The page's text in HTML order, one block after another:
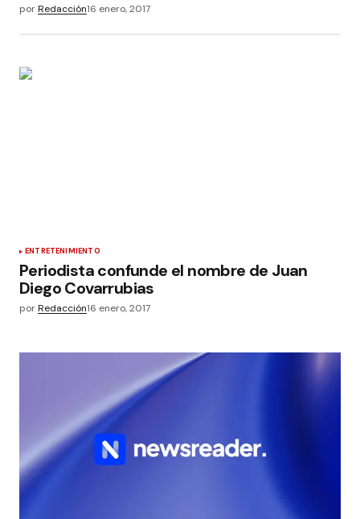
porRedacción16 enero, 2017
ENTRETENIMIENTO
Periodista confunde el nombre de Juan
Diego Covarrubias
porRedacción16 enero, 2017